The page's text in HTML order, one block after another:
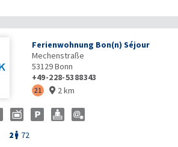
Ferienwohnung Bon(n) Séjour
Mechenstraße
53129Bonn
+49-228-5388343
21  2 km
2  72